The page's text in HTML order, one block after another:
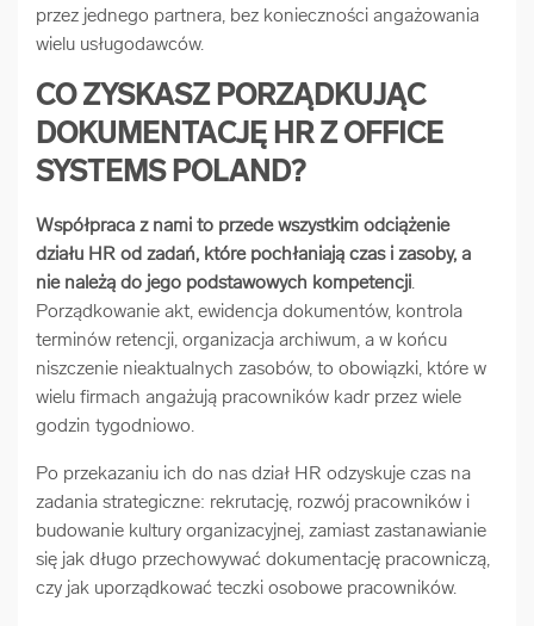
przez jednego partnera, bez konieczności angażowania
wielu usługodawców.
CO ZYSKASZ PORZĄDKUJĄC
DOKUMENTACJĘ HR Z OFFICE
SYSTEMS POLAND?
Współpraca z nami to przede wszystkim odciążenie
działu HR od zadań, które pochłaniają czas i zasoby, a
nie należą do jego podstawowych kompetencji.
Porządkowanie akt, ewidencja dokumentów, kontrola
terminów retencji, organizacja archiwum, a w końcu
niszczenie nieaktualnych zasobów, to obowiązki, które w
wielu firmach angażują pracowników kadr przez wiele
godzin tygodniowo.
Po przekazaniu ich do nas dział HR odzyskuje czas na
zadania strategiczne: rekrutację, rozwój pracowników i
budowanie kultury organizacyjnej, zamiast zastanawianie
się jak długo przechowywać dokumentację pracowniczą,
czy jak uporządkować teczki osobowe pracowników.